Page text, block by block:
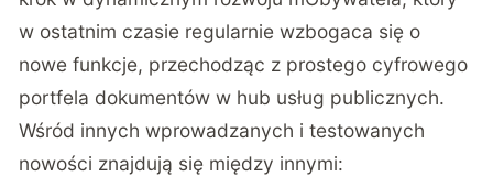
w ostatnim czasie regularnie wzbogaca się o
nowe funkcje, przechodząc z prostego cyfrowego
portfela dokumentów w hub usług publicznych.
Wśród innych wprowadzanych i testowanych
nowości znajdują się między innymi: